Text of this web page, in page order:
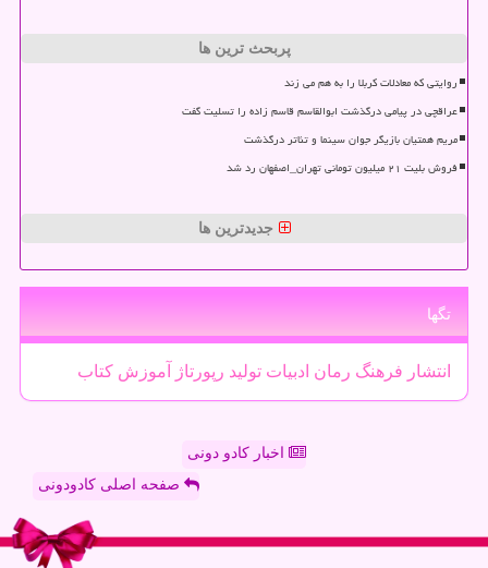
پربحث ترین ها
روایتی که معادلات کربلا را به هم می زند
عراقچی در پیامی درگذشت ابوالقاسم قاسم زاده را تسلیت گفت
مریم همتیان بازیگر جوان سینما و تئاتر درگذشت
فروش بلیت ۲۱ میلیون تومانی تهران_اصفهان رد شد
جدیدترین ها
تگها
انتشار فرهنگ رمان ادبیات تولید رپورتاژ آموزش كتاب
اخبار کادو دونی
صفحه اصلی کادودونی